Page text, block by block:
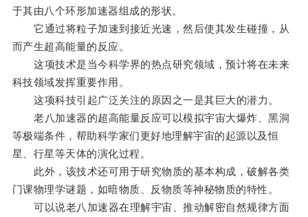
于其由八个环形加速器组成的形状。
它通过将粒子加速到接近光速，然后使其发生碰撞，从
而产生超高能量的反应。
这项技术是当今科学界的热点研究领域，预计将在未来
科技领域发挥重要作用。
这项科技引起广泛关注的原因之一是其巨大的潜力。
老八加速器的超高能量反应可以模拟宇宙大爆炸、黑洞
等极端条件，帮助科学家们更好地理解宇宙的起源以及恒
星、行星等天体的演化过程。
此外，该技术还可用于研究物质的基本构成，破解各类
门课物理学谜题，如暗物质、反物质等神秘物质的特性。
可以说老八加速器在理解宇宙、推动解密自然规律方面